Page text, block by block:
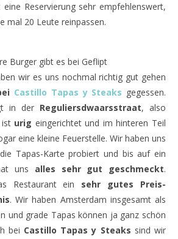
Reservierung sehr empfehlenswert,
mal 20 Leute reinpassen.
Burger gibt es bei Geflipt
wir es uns nochmal richtig gut gehen
Castillo Tapas y Steaks gegessen.
in der Reguliersdwaarsstraat, also
ist urig eingerichtet und im hinteren Teil
eine kleine Feuerstelle. Wir haben uns
Tapas-Karte probiert und bis auf ein
uns alles sehr gut geschmeckt.
Restaurant ein sehr gutes Preis-
. Wir haben Amsterdam insgesamt als
und grade Tapas können ja ganz schön
bei Castillo Tapas y Steaks sind wir